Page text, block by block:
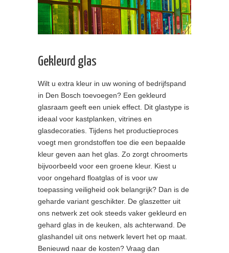
Gekleurd glas
Wilt u extra kleur in uw woning of bedrijfspand
in Den Bosch toevoegen? Een gekleurd
glasraam geeft een uniek effect. Dit glastype is
ideaal voor kastplanken, vitrines en
glasdecoraties. Tijdens het productieproces
voegt men grondstoffen toe die een bepaalde
kleur geven aan het glas. Zo zorgt chroomerts
bijvoorbeeld voor een groene kleur. Kiest u
voor ongehard floatglas of is voor uw
toepassing veiligheid ook belangrijk? Dan is de
geharde variant geschikter. De glaszetter uit
ons netwerk zet ook steeds vaker gekleurd en
gehard glas in de keuken, als achterwand. De
glashandel uit ons netwerk levert het op maat.
Benieuwd naar de kosten? Vraag dan